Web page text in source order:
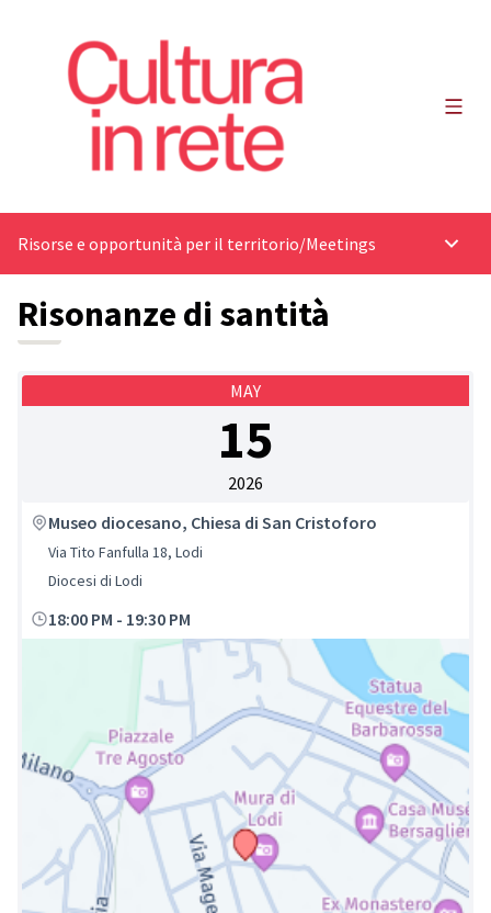
Main
Risorse e opportunità per il territorio/Meetings Main
Risonanze di santità
MAY
15
2026
Museo diocesano, Chiesa di San Cristoforo
Via Tito Fanfulla 18, Lodi
Diocesi di Lodi
18:00 PM - 19:30 PM